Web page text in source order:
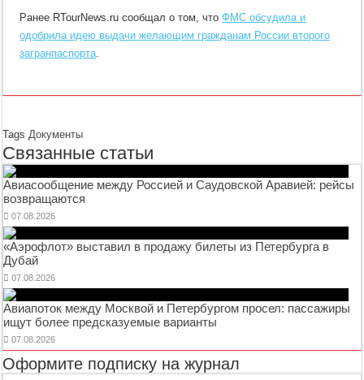
Ранее RTourNews.ru сообщал о том, чтоФМС обсудила и
одобрила идею выдачи желающим гражданам России второго
загранпаспорта.
TagsДокументы
Связанные статьи
Авиасообщение между Россией и Саудовской Аравией: рейсы
возвращаются
07.08.2026
«Аэрофлот» выставил в продажу билеты из Петербурга в
Дубай
07.08.2026
Авиапоток между Москвой и Петербургом просел: пассажиры
ищут более предсказуемые варианты
07.08.2026
Оформите подписку на журнал